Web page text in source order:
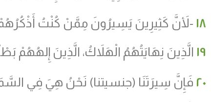
١٨ -لأَنَّ كَثِيرِينَ يَسِيرُونَ مِمَّنْ كُنْتُ أَذْكُرُهُمْ
١٩ الَّذِينَ نِهَايَتُهُمُ الْهَلاَكُ، الَّذِينَ
٢٠ فَإِنَّ سِيرَتَنَا (جنسيتنا) نَحْنُ هِيَ فِي